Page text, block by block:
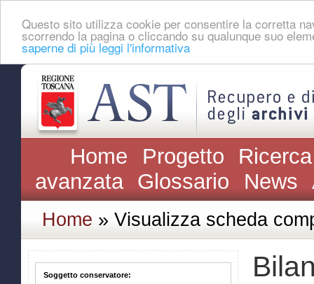
Questo sito utilizza cookie per consentire la corretta
scorrendo la pagina o cliccando su qualunque suo
saperne di più leggi l'informativa
Home Progetto
avanzata Glossario News
Home » Visualizza scheda
Soggetto conservatore: